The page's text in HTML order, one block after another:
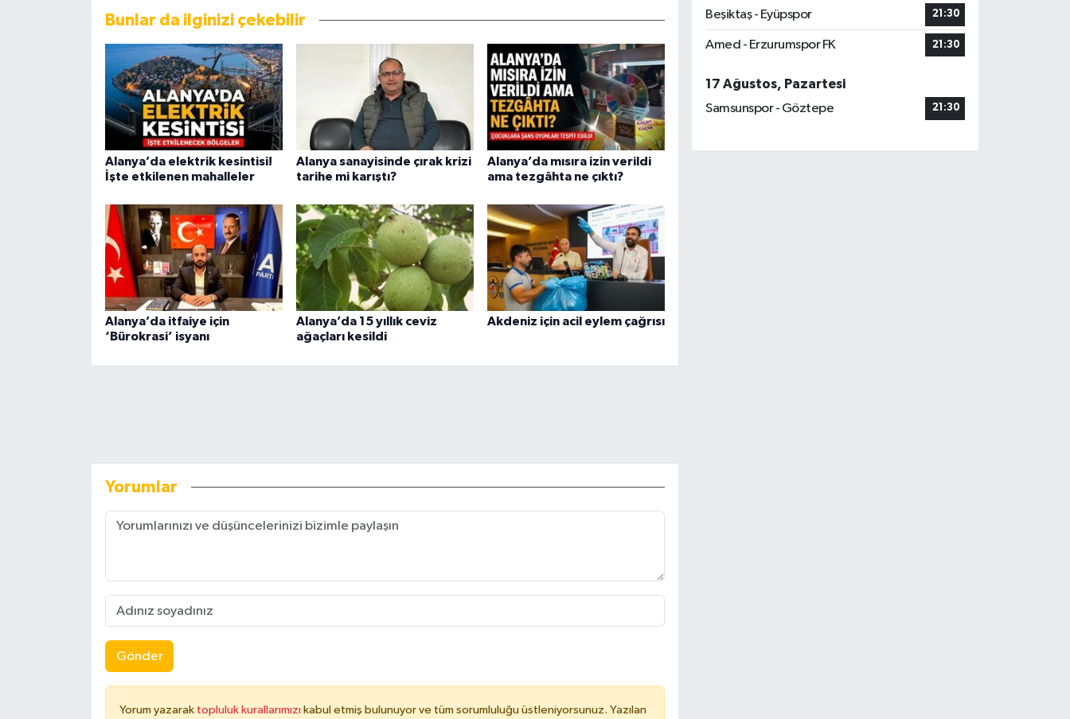
Bunlar da ilginizi çekebilir
Alanya’da elektrik kesintisi!
İşte etkilenen mahalleler
Alanya sanayisinde çırak krizi
tarihe mi karıştı?
Alanya’da mısıra izin verildi
ama tezgâhta ne çıktı?
Alanya’da itfaiye için
‘Bürokrasi’ isyanı
Alanya’da 15 yıllık ceviz
ağaçları kesildi
Akdeniz için acil eylem çağrısı
Yorumlar
Gönder
Yorum yazarak topluluk kurallarımızı kabul etmiş bulunuyor ve tüm sorumluluğu üstleniyorsunuz. Yazılan
Beşiktaş - Eyüpspor 21:30
Amed - Erzurumspor FK 21:30
17 Ağustos, Pazartesi
Samsunspor - Göztepe
21:30